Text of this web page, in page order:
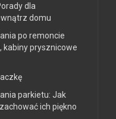
dla
domu
po remoncie
kabiny prysznicowe
parkietu: Jak
ich piękno